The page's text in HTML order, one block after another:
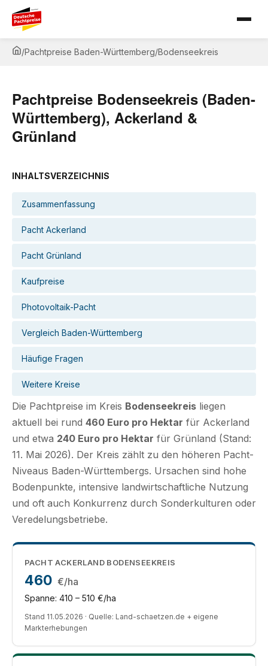
/Pachtpreise Baden-Württemberg/Bodenseekreis
Pachtpreise Bodenseekreis (Baden-
Württemberg), Ackerland &
Grünland
INHALTSVERZEICHNIS
Zusammenfassung
Pacht Ackerland
Pacht Grünland
Kaufpreise
Photovoltaik-Pacht
Vergleich Baden-Württemberg
Häufige Fragen
Weitere Kreise
Die Pachtpreise im Kreis Bodenseekreis liegen
aktuell bei rund 460 Euro pro Hektar für Ackerland
und etwa 240 Euro pro Hektar für Grünland (Stand:
11. Mai 2026). Der Kreis zählt zu den höheren Pacht-
Niveaus Baden-Württembergs. Ursachen sind hohe
Bodenpunkte, intensive landwirtschaftliche Nutzung
und oft auch Konkurrenz durch Sonderkulturen oder
Veredelungsbetriebe.
PACHT ACKERLAND BODENSEEKREIS
460 €/ha
Spanne: 410 – 510 €/ha
Stand 11.05.2026 · Quelle: Land-schaetzen.de + eigene
Markterhebungen